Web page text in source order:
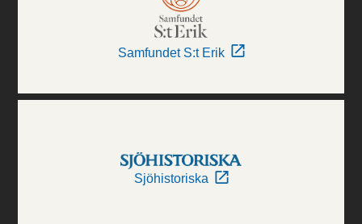
Samfundet S:t Erik
Sjöhistoriska